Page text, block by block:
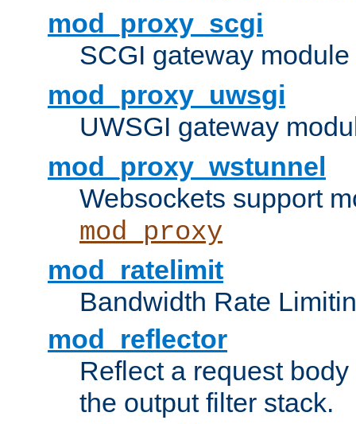
mod_proxy_scgi
SCGI gateway
mod_proxy_uwsgi
UWSGI gateway
mod_proxy_wstunnel
Websockets support
mod_proxy
mod_ratelimit
Bandwidth Rate
mod_reflector
Reflect a request
the output filter stack.